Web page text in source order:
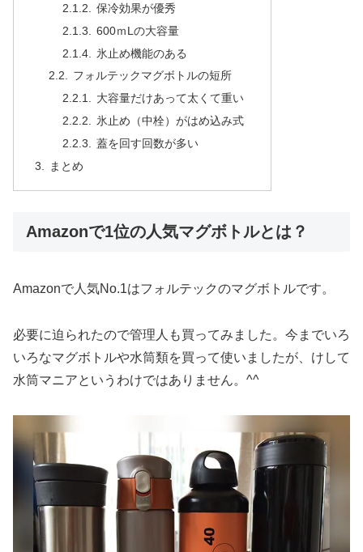
保冷効果が優秀
600ｍLの大容量
氷止め機能のある
フォルテックマグボトルの短所
大容量だけあって太くて重い
氷止め（中栓）がはめ込み式
蓋を回す回数が多い
まとめ
Amazonで1位の人気マグボトルとは？
Amazonで人気No.1はフォルテックのマグボトルです。
必要に迫られたので管理人も買ってみました。今までいろ
いろなマグボトルや水筒類を買って使いましたが、けして
水筒マニアというわけではありません。^^